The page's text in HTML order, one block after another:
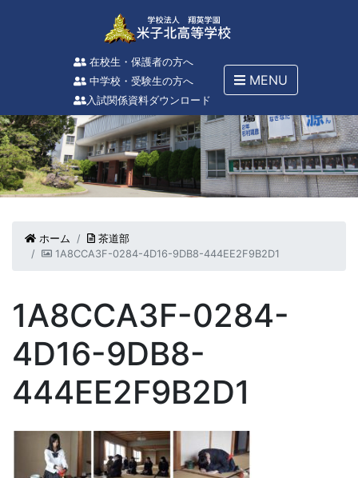
在校生・保護者の方へ
中学校・受験生の方へ
入試関係資料ダウンロード
MENU
ホーム
茶道部
1A8CCA3F-0284-4D16-9DB8-444EE2F9B2D1
1A8CCA3F-0284-
4D16-9DB8-
444EE2F9B2D1